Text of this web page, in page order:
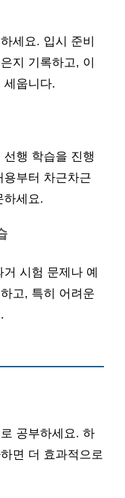
세요. 입시 준비
지 기록하고, 이
세웁니다.
행 학습을 진행
부터 차근차근
하세요.
시험 문제나 예
고, 특히 어려운
공부하세요. 하
면 더 효과적으로